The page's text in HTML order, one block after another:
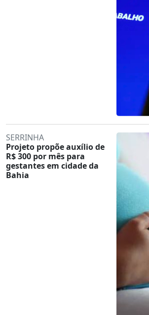
SERRINHA
Projeto propõe auxílio de
R$ 300 por mês para
gestantes em cidade da
Bahia